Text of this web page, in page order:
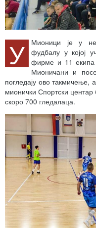
У
Мионици је у
фудбалу у којој
фирме и 11 екипа
Мионичани и
погледају ово такмичење,
мионички Спортски
скоро 700 гледалаца.